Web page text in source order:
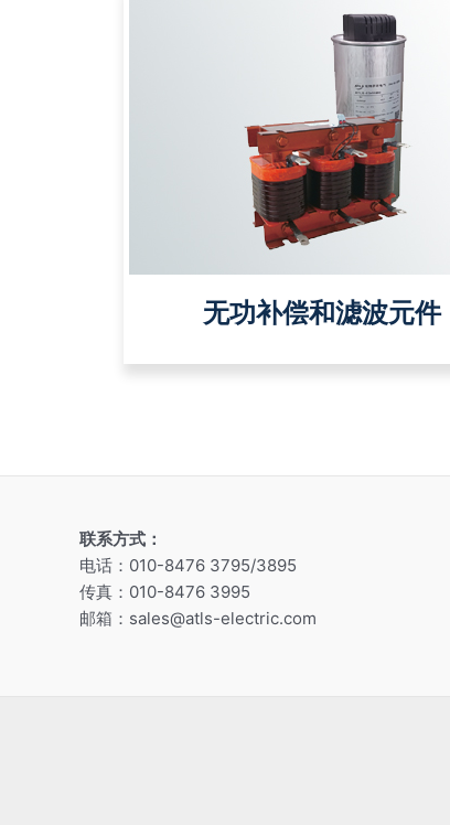
无功补偿和滤波元件
联系方式：
电话：010-8476 3795/3895
传真：010-8476 3995
邮箱：sales@atls-electric.com